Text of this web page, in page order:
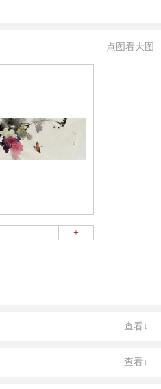
点图看大图
+
查看↓
查看↓